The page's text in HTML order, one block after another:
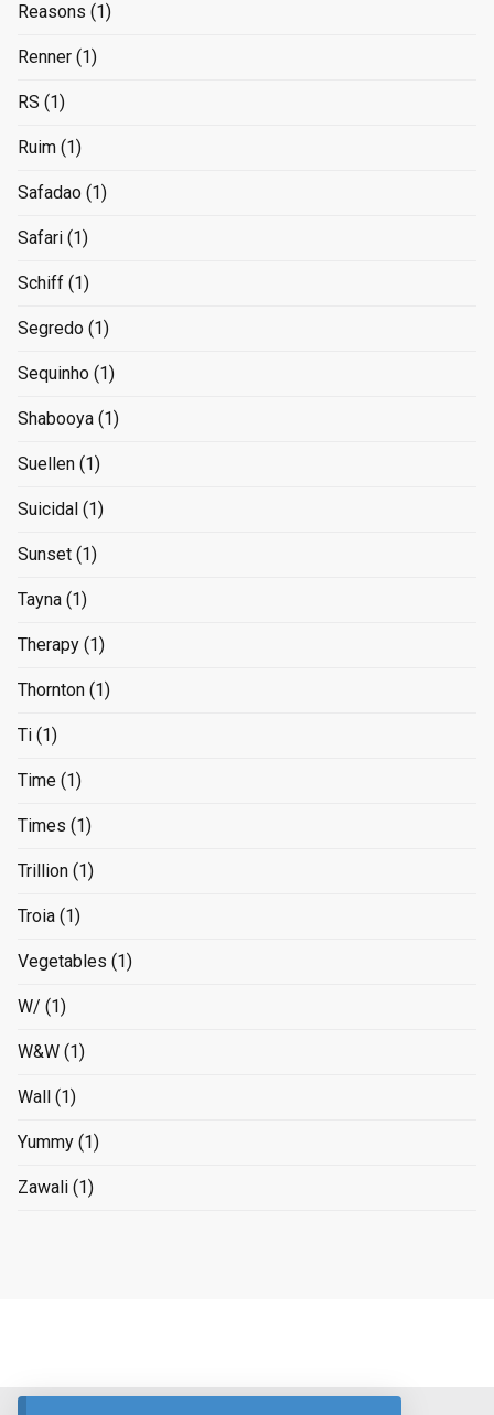
Reasons (1)
Renner (1)
RS (1)
Ruim (1)
Safadao (1)
Safari (1)
Schiff (1)
Segredo (1)
Sequinho (1)
Shabooya (1)
Suellen (1)
Suicidal (1)
Sunset (1)
Tayna (1)
Therapy (1)
Thornton (1)
Ti (1)
Time (1)
Times (1)
Trillion (1)
Troia (1)
Vegetables (1)
W/ (1)
W&W (1)
Wall (1)
Yummy (1)
Zawali (1)